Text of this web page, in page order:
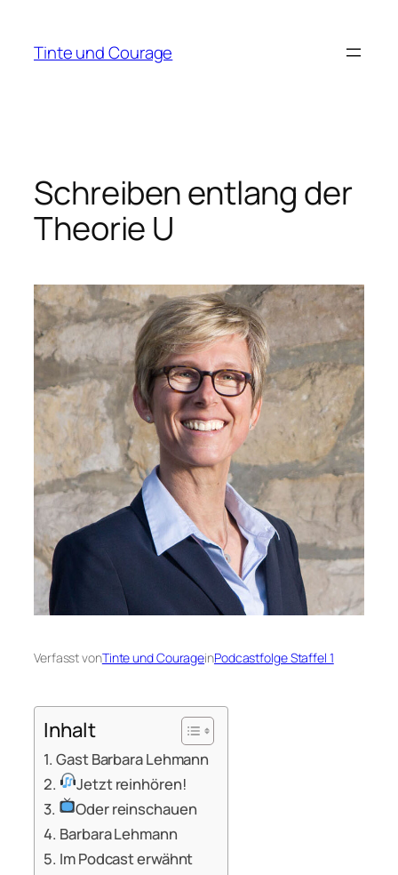
springen
Tinte und Courage
Schreiben entlang der
Theorie U
Verfasst vonTinte und CourageinPodcastfolge Staffel 1
Inhalt
Gast Barbara Lehmann
Jetzt reinhören!
Oder reinschauen
Barbara Lehmann
Im Podcast erwähnt